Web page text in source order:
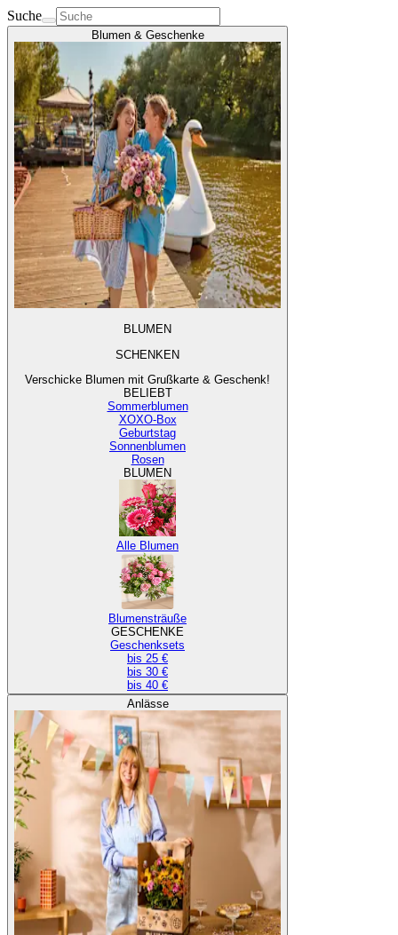
Suche
Blumen & Geschenke
BLUMEN
SCHENKEN
Verschicke Blumen mit Grußkarte & Geschenk!
BELIEBT
Sommerblumen
XOXO-Box
Geburtstag
Sonnenblumen
Rosen
BLUMEN
Alle Blumen
Blumensträuße
GESCHENKE
Geschenksets
bis 25 €
bis 30 €
bis 40 €
Anlässe